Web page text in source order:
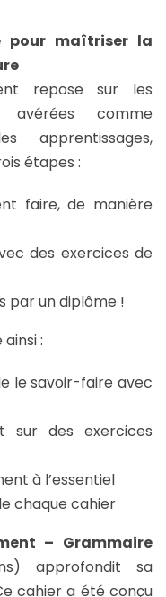
pour maîtriser la
repose sur les
avérées comme
étapes :
faire, de manière
des exercices de
par un diplôme !
:
le savoir-faire avec
sur des exercices
à l’essentiel
chaque cahier
– Grammaire
approfondit sa
cahier a été conçu